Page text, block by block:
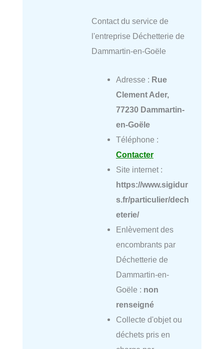
Contact du service de
l'entreprise Déchetterie de
Dammartin-en-Goële
Adresse : Rue
Clement Ader,
77230 Dammartin-
en-Goële
Téléphone :
Contacter
Site internet :
https://www.sigidur
s.fr/particulier/dech
eterie/
Enlèvement des
encombrants par
Déchetterie de
Dammartin-en-
Goële : non
renseigné
Collecte d'objet ou
déchets pris en